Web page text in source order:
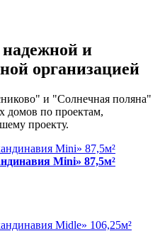
и
организацией
и "Солнечная поляна"
домов по проектам,
проекту.
Mini» 87,5м²